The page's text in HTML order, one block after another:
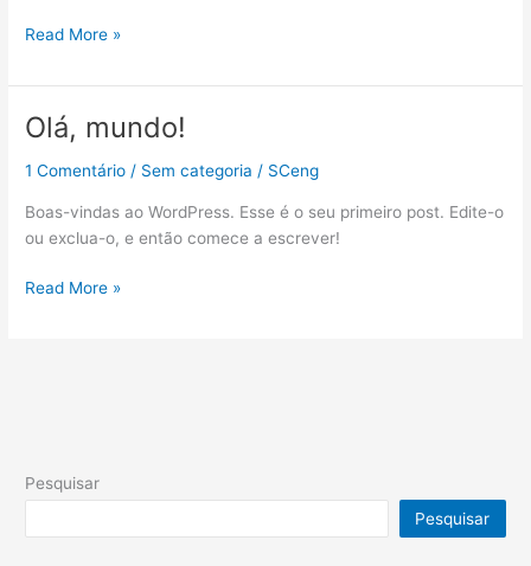
Read More »
Olá, mundo!
1 Comentário / Sem categoria / SCeng
Boas-vindas ao WordPress. Esse é o seu primeiro post. Edite-o
ou exclua-o, e então comece a escrever!
Olá,
mundo!
Read More »
Pesquisar
Pesquisar